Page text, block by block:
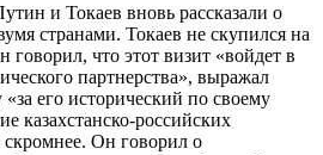
и Токаев вновь рассказали о
странами. Токаев не скупился на
что этот визит «войдет в
партнерства», выражал
его исторический по своему
казахстанско-российских
Он говорил о